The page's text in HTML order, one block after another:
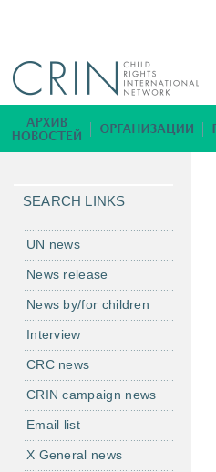
Б
и
SEARCH LINKS
UN news
News release
News by/for children
Interview
CRC news
CRIN campaign news
Email list
X General news